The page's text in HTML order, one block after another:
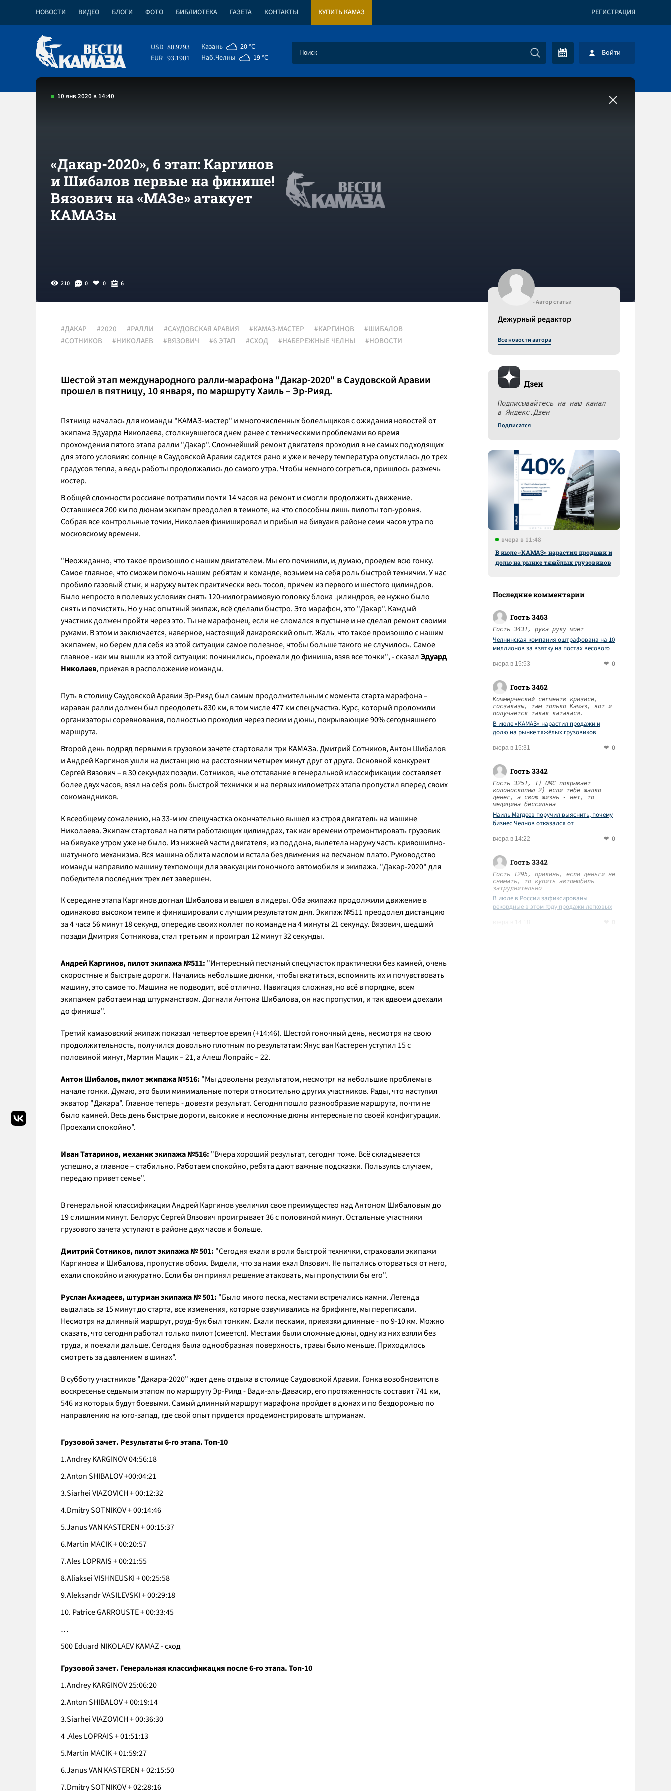
НОВОСТИ ВИДЕО БЛОГИ ФОТО БИБЛИОТЕКА ГАЗЕТА КОНТАКТЫ КУПИТЬ КАМАЗ РЕГИСТРАЦИЯ
USD 80.9293
EUR 93.1901
Казань
20 °C
Наб.Челны
19 °C Войти
10 янв 2020 в 14:40
«Дакар-2020», 6 этап: Каргинов
и Шибалов первые на финише!
Вязович на «МАЗе» атакует
КАМАЗы
210 0 0 6
#ДАКАР #2020 #РАЛЛИ #САУДОВСКАЯ АРАВИЯ #КАМАЗ-МАСТЕР #КАРГИНОВ
#ШИБАЛОВ
#СОТНИКОВ
#НИКОЛАЕВ #ВЯЗОВИЧ #6 ЭТАП #СХОД #НАБЕРЕЖНЫЕ ЧЕЛНЫ #НОВОСТИ
Шестой этап международного ралли-марафона "Дакар-2020" в Саудовской Аравии
прошел в пятницу, 10 января, по маршруту Хаиль – Эр-Рияд.
Пятница началась для команды "КАМАЗ-мастер" и многочисленных болельщиков с ожидания новостей от
экипажа Эдуарда Николаева, столкнувшегося днем ранее с техническими проблемами во время
прохождения пятого этапа ралли "Дакар". Сложнейший ремонт двигателя проходил в не самых подходящих
для этого условиях: солнце в Саудовской Аравии садится рано и уже к вечеру температура опустилась до трех
градусов тепла, а ведь работы продолжались до самого утра. Чтобы немного согреться, пришлось разжечь
костер.
В общей сложности россияне потратили почти 14 часов на ремонт и смогли продолжить движение.
Оставшиеся 200 км по дюнам экипаж преодолел в темноте, на что способны лишь пилоты топ-уровня.
Собрав все контрольные точки, Николаев финишировал и прибыл на бивуак в районе семи часов утра по
московскому времени.
"Неожиданно, что такое произошло с нашим двигателем. Мы его починили, и, думаю, проедем всю гонку.
Самое главное, что сможем помочь нашим ребятам и команде, возьмем на себя роль быстрой технички. У нас
пробило газовый стык, и наружу вытек практически весь тосол, причем из первого и шестого цилиндров.
Было непросто в полевых условиях снять 120-килограммовую головку блока цилиндров, ее нужно было
снять и почистить. Но у нас опытный экипаж, всё сделали быстро. Это марафон, это "Дакар". Каждый
участник должен пройти через это. Ты не марафонец, если не сломался в пустыне и не сделал ремонт своими
руками. В этом и заключается, наверное, настоящий дакаровский опыт. Жаль, что такое произошло с нашим
экипажем, но берем для себя из этой ситуации самое полезное, чтобы больше такого не случилось. Самое
главное - как мы вышли из этой ситуации: починились, проехали до финиша, взяв все точки", - сказалЭдуард
Николаев, приехав в расположение команды.
Путь в столицу Саудовской Аравии Эр-Рияд был самым продолжительным с момента старта марафона –
караван ралли должен был преодолеть 830 км, в том числе 477 км спецучастка. Курс, который проложили
организаторы соревнования, полностью проходил через пески и дюны, покрывающие 90% сегодняшнего
маршрута.
Второй день подряд первыми в грузовом зачете стартовали три КАМАЗа. Дмитрий Сотников, Антон Шибалов
и Андрей Каргинов ушли на дистанцию на расстоянии четырех минут друг от друга. Основной конкурент
Сергей Вязович – в 30 секундах позади. Сотников, чье отставание в генеральной классификации составляет
более двух часов, взял на себя роль быстрой технички и на первых километрах этапа пропустил вперед своих
сокомандников.
К всеобщему сожалению, на 33-м км спецучастка окончательно вышел из строя двигатель на машине
Николаева. Экипаж стартовал на пяти работающих цилиндрах, так как времени отремонтировать грузовик
на бивуаке утром уже не было. Из нижней части двигателя, из поддона, вылетела наружу часть кривошипно-
шатунного механизма. Вся машина облита маслом и встала без движения на песчаном плато. Руководство
команды направило машину техпомощи для эвакуации гоночного автомобиля и экипажа. "Дакар-2020" для
победителя последних трех лет завершен.
К середине этапа Каргинов догнал Шибалова и вышел в лидеры. Оба экипажа продолжили движение в
одинаково высоком темпе и финишировали с лучшим результатом дня. Экипаж №511 преодолел дистанцию
за 4 часа 56 минут 18 секунд, опередив своих коллег по команде на 4 минуты 21 секунду. Вязович, шедший
позади Дмитрия Сотникова, стал третьим и проиграл 12 минут 32 секунды.
Андрей Каргинов, пилот экипажа №511: "Интересный песчаный спецучасток практически без камней, очень
скоростные и быстрые дороги. Начались небольшие дюнки, чтобы вкатиться, вспомнить их и почувствовать
машину, это самое то. Машина не подводит, всё отлично. Навигация сложная, но всё в порядке, всем
экипажем работаем над штурманством. Догнали Антона Шибалова, он нас пропустил, и так вдвоем доехали
до финиша".
Третий камазовский экипаж показал четвертое время (+14:46). Шестой гоночный день, несмотря на свою
продолжительность, получился довольно плотным по результатам: Янус ван Кастерен уступил 15 с
половиной минут, Мартин Мацик – 21, а Алеш Лопрайс – 22.
Антон Шибалов, пилот экипажа №516: "Мы довольны результатом, несмотря на небольшие проблемы в
начале гонки. Думаю, это были минимальные потери относительно других участников. Рады, что наступил
экватор "Дакара". Главное теперь - довезти результат. Сегодня пошло разнообразие маршрута, почти не
было камней. Весь день быстрые дороги, высокие и несложные дюны интересные по своей конфигурации.
Проехали спокойно".
Иван Татаринов, механик экипажа №516: "Вчера хороший результат, сегодня тоже. Всё складывается
успешно, а главное – стабильно. Работаем спокойно, ребята дают важные подсказки. Пользуясь случаем,
передаю привет семье".
В генеральной классификации Андрей Каргинов увеличил свое преимущество над Антоном Шибаловым до
19 с лишним минут. Белорус Сергей Вязович проигрывает 36 с половиной минут. Остальные участники
грузового зачета уступают в районе двух часов и больше.
Дмитрий Сотников, пилот экипажа № 501: "Сегодня ехали в роли быстрой технички, страховали экипажи
Каргинова и Шибалова, пропустив обоих. Видели, что за нами ехал Вязович. Не пытались оторваться от него,
ехали спокойно и аккуратно. Если бы он принял решение атаковать, мы пропустили бы его".
Руслан Ахмадеев, штурман экипажа № 501: "Было много песка, местами встречались камни. Легенда
выдалась за 15 минут до старта, все изменения, которые озвучивались на брифинге, мы переписали.
Несмотря на длинный маршрут, роуд-бук был тонким. Ехали песками, привязки длинные - по 9-10 км. Можно
сказать, что сегодня работал только пилот (смеется). Местами были сложные дюны, одну из них взяли без
труда, и поехали дальше. Сегодня была однообразная поверхность, травы было меньше. Приходилось
смотреть за давлением в шинах".
В субботу участников "Дакара-2020" ждет день отдыха в столице Саудовской Аравии. Гонка возобновится в
воскресенье седьмым этапом по маршруту Эр-Рияд - Вади-эль-Давасир, его протяженность составит 741 км,
546 из которых будут боевыми. Самый длинный маршрут марафона пройдет в дюнах и по бездорожью по
направлению на юго-запад, где свой опыт придется продемонстрировать штурманам.
Грузовой зачет. Результаты 6-го этапа. Топ-10
1.Andrey KARGINOV 04:56:18
2.Anton SHIBALOV +00:04:21
3.Siarhei VIAZOVICH + 00:12:32
4.Dmitry SOTNIKOV + 00:14:46
5.Janus VAN KASTEREN + 00:15:37
6.Martin MACIK + 00:20:57
7.Ales LOPRAIS + 00:21:55
8.Aliaksei VISHNEUSKI + 00:25:58
9.Aleksandr VASILEVSKI + 00:29:18
10. Patrice GARROUSTE + 00:33:45
…
500 Eduard NIKOLAEV KAMAZ - сход
Грузовой зачет. Генеральная классификация после 6-го этапа. Топ-10
1.Andrey KARGINOV 25:06:20
2.Anton SHIBALOV + 00:19:14
3.Siarhei VIAZOVICH + 00:36:30
4 .Ales LOPRAIS + 01:51:13
5.Martin MACIK + 01:59:27
6.Janus VAN KASTEREN + 02:15:50
7.Dmitry SOTNIKOV + 02:28:16
- Автор статьи
Дежурный редактор
Все новости автора
Дзен
Подписывайтесь на наш канал
в Яндекс.Дзен
Подписатся
вчера в 11:48
В июле «КАМАЗ» нарастил продажи и
долю на рынке тяжёлых грузовиков
Последние комментарии
Гость 3463
Гость 3431, рука руку моет
Челнинская компания оштрафована на 10
миллионов за взятку на постах весового
вчера в 15:53 0
Гость 3462
Коммерческий сегментв кризисе,
госзаказы, там только Камаз, вот и
получается такая катавася.
В июле «КАМАЗ» нарастил продажи и
долю на рынке тяжёлых грузовиков
вчера в 15:31 0
Гость 3342
Гость 3251, 1) ОМС покрывает
колоноскопию 2) если тебе жалко
денег, а свою жизнь - нет, то
медицина бессильна
Наиль Магдеев поручил выяснить, почему
бизнес Челнов отказался от
вчера в 14:22 0
Гость 3342
Гость 1295, прикинь, если деньги не
снимать, то купить автомобиль
затруднительно
В июле в России зафиксированы
рекордные в этом году продажи легковых